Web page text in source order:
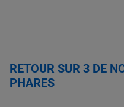
RETOUR SUR 3 DE
PHARES